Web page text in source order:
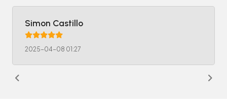
Simon Castillo
2025-04-08 01:27